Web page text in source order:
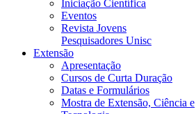
Iniciação Científica
Eventos
Revista Jovens
Pesquisadores Unisc
Extensão
Apresentação
Cursos de Curta Duração
Datas e Formulários
Mostra de Extensão, Ciência e